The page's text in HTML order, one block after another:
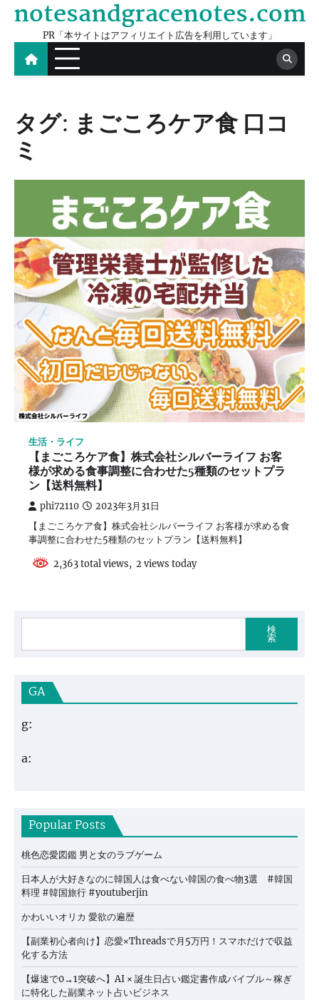
Skip
content
notesandgracenotes.com
PR「本サイトはアフィリエイト広告を利用しています」
タグ: まごころケア食 口コ
ミ
生活・ライフ
【まごころケア食】株式会社シルバーライフ お客
様が求める食事調整に合わせた5種類のセットプラ
ン【送料無料】
phi72110 2023年3月31日
【まごころケア食】株式会社シルバーライフ お客様が求める食
事調整に合わせた5種類のセットプラン【送料無料】
2,363 total views, 2 views today
検
索
GA
g:
a:
Popular Posts
桃色恋愛図鑑 男と女のラブゲーム
日本人が大好きなのに韓国人は食べない韓国の食べ物3選 #韓国
料理 #韓国旅行 #youtuberjin
かわいいオリカ 愛欲の遍歴
【副業初心者向け】恋愛×Threadsで月5万円！スマホだけで収益
化する方法
【爆速で0→1突破へ】AI × 誕生日占い鑑定書作成バイブル～稼ぎ
に特化した副業ネット占いビジネス